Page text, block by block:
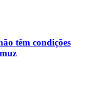
têm condições